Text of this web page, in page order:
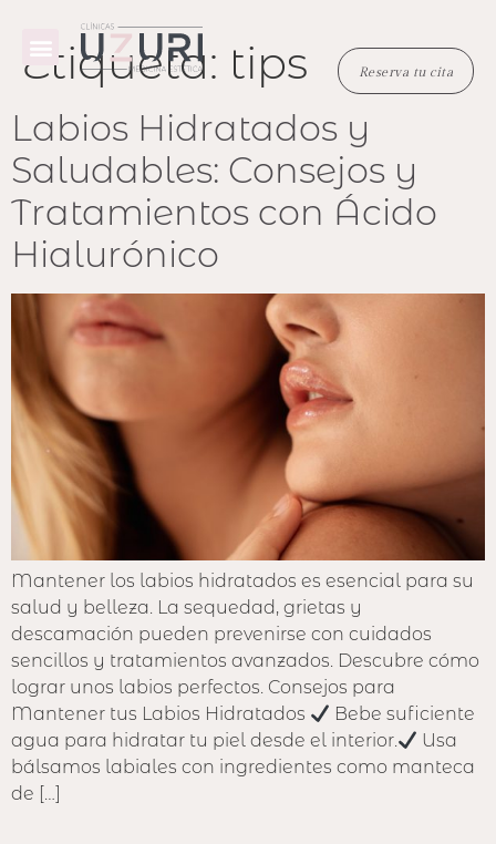
Reserva tu cita
Etiqueta: tips
Labios Hidratados y
Saludables: Consejos y
Tratamientos con Ácido
Hialurónico
Mantener los labios hidratados es esencial para su
salud y belleza. La sequedad, grietas y
descamación pueden prevenirse con cuidados
sencillos y tratamientos avanzados. Descubre cómo
lograr unos labios perfectos. Consejos para
Mantener tus Labios Hidratados
Bebe suficiente
agua para hidratar tu piel desde el interior.
Usa
bálsamos labiales con ingredientes como manteca
de […]